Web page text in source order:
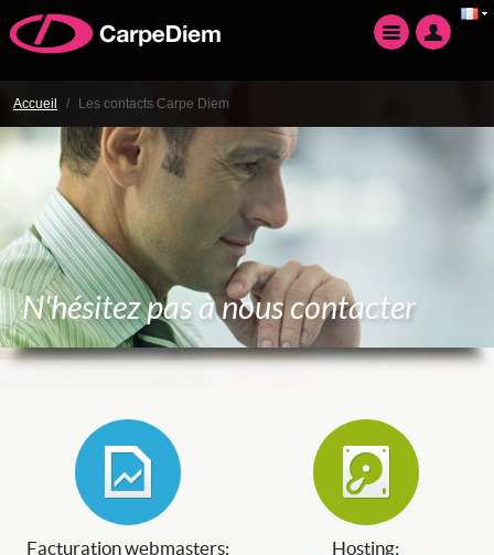
Accueil / Les contacts Carpe Diem
N'hésitez pas à nous contacter
Facturation webmasters: Hosting: